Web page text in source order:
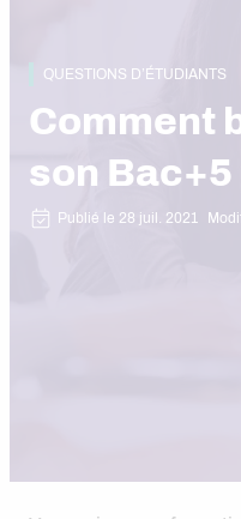
QUESTIONS D’ÉTUDIANTS
Comment
son Bac+5
Publié le 28 juil. 2021